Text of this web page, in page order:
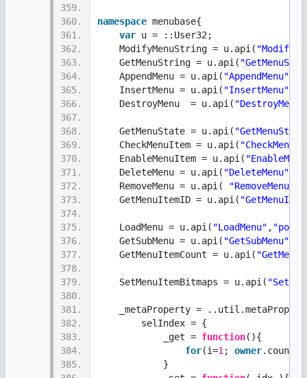
359.
360.
361.
362.
363.
364.
365.
366.
367.
368.
369.
370.
371.
372.
373.
374.
375.
376.
377.
378.
379.
380.
381.
382.
383.
384.
385.
namespace menubase{
var u = ::User32;
    ModifyMenuString = u.api(
    GetMenuString = u.api(
    AppendMenu = u.api(
"AppendMenu"
    InsertMenu = u.api(
"InsertMenu"
    DestroyMenu  = u.api(
"DestroyMenu"
    GetMenuState = u.api(
    CheckMenuItem = u.api(
    EnableMenuItem = u.api(
    DeleteMenu = u.api(
"DeleteMenu"
    RemoveMenu = u.api(
"RemoveMenu"
    GetMenuItemID = u.api(
    LoadMenu = u.api(
"LoadMenu" ,
    GetSubMenu = u.api(
"GetSubMenu"
    GetMenuItemCount = u.api(
    SetMenuItemBitmaps = u.api(
_metaProperty =
        selIndex = {
            _get =
function(){
for(i=1 ; owner
            }